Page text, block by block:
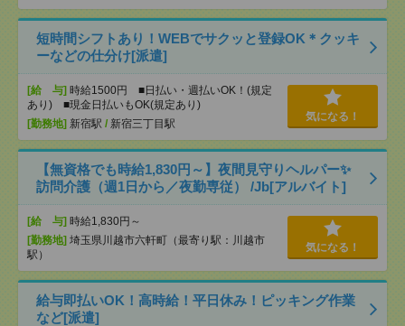
短時間シフトあり！WEBでサクッと登録OK＊クッキ
ーなどの仕分け[派遣]
[給 与] 時給1500円 ■日払い・週払いOK！(規定
あり) ■現金日払いもOK(規定あり)
[勤務地] 新宿駅 / 新宿三丁目駅
気になる！
【無資格でも時給1,830円～】夜間見守りヘルパー✨
訪問介護（週1日から／夜勤専従） /Jb[アルバイト]
[給 与] 時給1,830円～
[勤務地] 埼玉県川越市六軒町（最寄り駅：川越市
駅）
気になる！
給与即払いOK！高時給！平日休み！ピッキング作業
など[派遣]